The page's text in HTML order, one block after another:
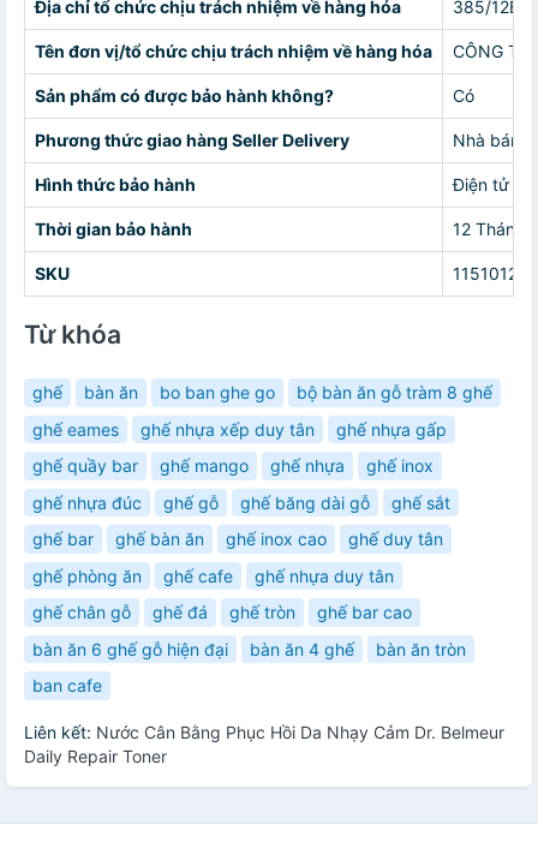
Địa chỉ tổ chức chịu trách nhiệm về hàng hóa 385/12B
Tên đơn vị/tổ chức chịu trách nhiệm về hàng hóa CÔNG TY
Sản phẩm có được bảo hành không? Có
Phương thức giao hàng Seller Delivery Nhà bán
Hình thức bảo hành Điện tử
Thời gian bảo hành 12 Tháng
SKU
Từ khóa
ghế bàn ăn bo ban ghe go
bộ bàn ăn gỗ tràm 8 ghế
ghế eames
ghế nhựa xếp duy tân
ghế nhựa gấp
ghế quầy bar
ghế mango ghế nhựa
ghế inox
ghế nhựa đúc
ghế gỗ ghế băng dài gỗ
ghế sắt
ghế bar
ghế bàn ăn ghế inox cao
ghế duy tân
ghế phòng ăn
ghế cafe
ghế nhựa duy tân
ghế chân gỗ
ghế đá ghế tròn
ghế bar cao
bàn ăn 6 ghế gỗ hiện đại
bàn ăn 4 ghế
bàn ăn tròn
ban cafe
Liên kết: Nước Cân Bằng Phục Hồi Da Nhạy Cảm Dr. Belmeur
Daily Repair Toner